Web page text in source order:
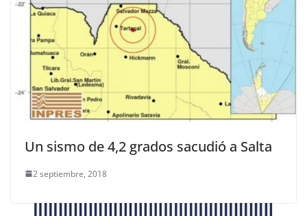
Un sismo de 4,2 grados sacudió a Salta
2 septiembre, 2018